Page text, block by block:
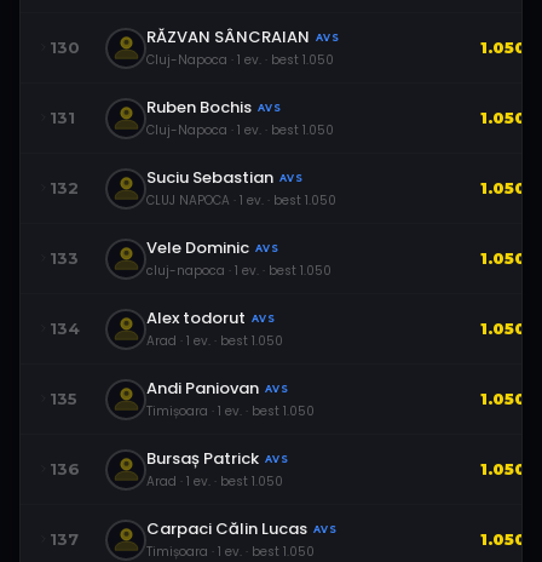
130 RĂZVAN SÂNCRAIAN AVS
Cluj-Napoca · 1 ev. · best 1.050
1.050
131 Ruben Bochis AVS
Cluj-Napoca · 1 ev. · best 1.050
1.050
132 Suciu Sebastian AVS
CLUJ NAPOCA · 1 ev. · best 1.050
1.050
133 Vele Dominic AVS
cluj-napoca · 1 ev. · best 1.050
1.050
134 Alex todorut AVS
Arad · 1 ev. · best 1.050
1.050
135 Andi Paniovan AVS
Timișoara · 1 ev. · best 1.050
1.050
136 Bursaș Patrick AVS
Arad · 1 ev. · best 1.050
1.050
137 Carpaci Călin Lucas AVS
Timișoara · 1 ev. · best 1.050
1.050